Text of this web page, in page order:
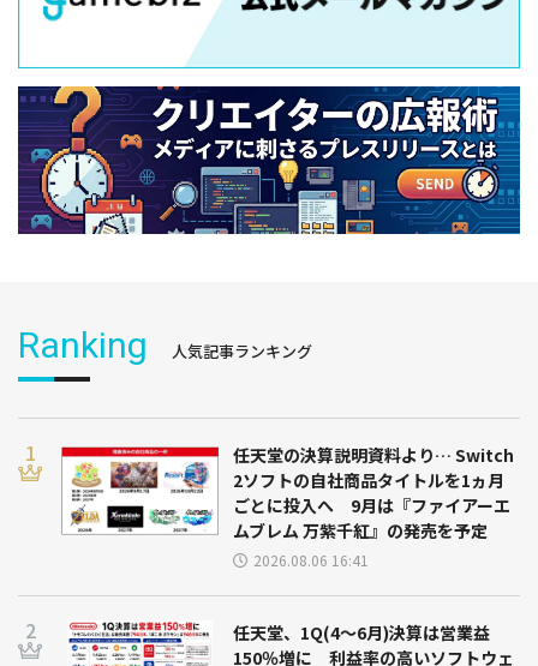
Ranking 人気記事ランキング
任天堂の決算説明資料より… Switch
2ソフトの自社商品タイトルを1ヵ月
ごとに投入へ 9月は『ファイアーエ
ムブレム 万紫千紅』の発売を予定
2026.08.06 16:41
任天堂、1Q(4～6月)決算は営業益
150％増に 利益率の高いソフトウェ